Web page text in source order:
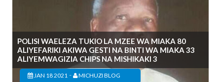
POLISI WAELEZA TUKIO LA MZEE WA MIAKA 80
ALIYEFARIKI AKIWA GESTI NA BINTI WA MIAKA 33
ALIYEMWAGIZIA CHIPS NA MISHIKAKI 3
JAN 18 2021 - MICHUZI BLOG